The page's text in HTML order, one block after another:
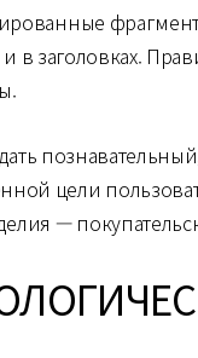
заголовках.
цели
—